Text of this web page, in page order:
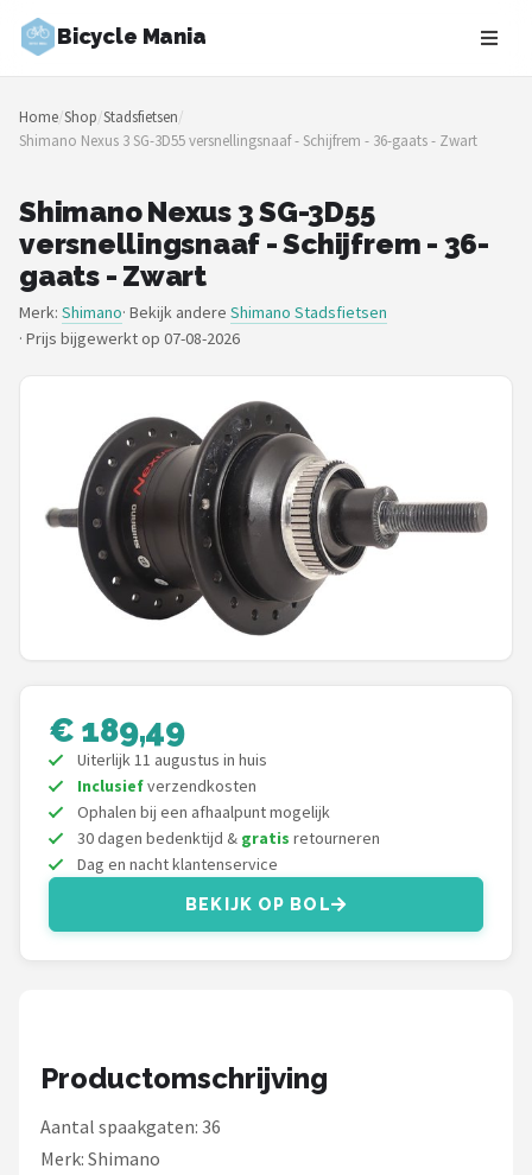
Bicycle Mania
Zoeken
NAVIGATIE
Merken
Blog
Fietsroutes
Stadsfietsen
Elektrische fietsen
Mountainbikes
Basil
Volare
ABUS
New Looxs
Schwalbe
Voltano
Home/Shop/Stadsfietsen/
Shimano Nexus 3 SG-3D55 versnellingsnaaf - Schijfrem - 36-gaats - Zwart
Shimano Nexus 3 SG-3D55
versnellingsnaaf - Schijfrem - 36-
gaats - Zwart
Merk: Shimano· Bekijk andere Shimano Stadsfietsen
· Prijs bijgewerkt op 07-08-2026
€ 189,49
Uiterlijk 11 augustus in huis
Inclusiefverzendkosten
Ophalen bij een afhaalpunt mogelijk
30 dagen bedenktijd & gratis retourneren
Dag en nacht klantenservice
BEKIJK OP BOL
Productomschrijving
Aantal spaakgaten: 36
Merk: Shimano